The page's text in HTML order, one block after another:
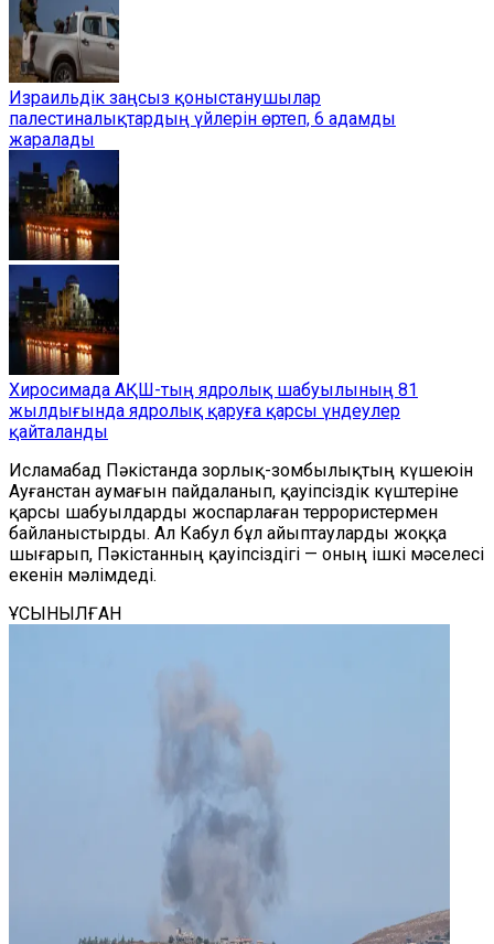
Израильдік заңсыз қоныстанушылар
палестиналықтардың үйлерін өртеп, 6 адамды
жаралады
Хиросимада АҚШ-тың ядролық шабуылының 81
жылдығында ядролық қаруға қарсы үндеулер
қайталанды
Исламабад Пәкістанда зорлық-зомбылықтың күшеюін
Ауғанстан аумағын пайдаланып, қауіпсіздік күштеріне
қарсы шабуылдарды жоспарлаған террористермен
байланыстырды. Ал Кабул бұл айыптауларды жоққа
шығарып, Пәкістанның қауіпсіздігі — оның ішкі мәселесі
екенін мәлімдеді.
ҰСЫНЫЛҒАН